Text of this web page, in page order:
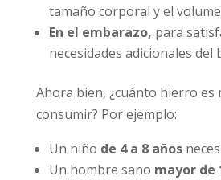
tamaño corporal y el
En el embarazo, para
necesidades adicionales del
Ahora bien, ¿cuánto hierro es
consumir? Por ejemplo:
Un niño de 4 a 8 años
Un hombre sano mayor de